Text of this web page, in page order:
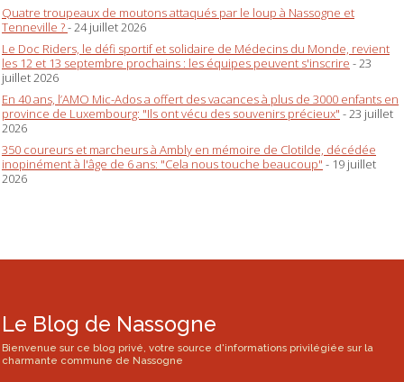
Quatre troupeaux de moutons attaqués par le loup à Nassogne et
Tenneville ?- 24 juillet 2026
Le Doc Riders, le défi sportif et solidaire de Médecins du Monde, revient
les 12 et 13 septembre prochains : les équipes peuvent s'inscrire - 23
juillet 2026
En 40 ans, l’AMO Mic-Ados a offert des vacances à plus de 3000 enfants en
province de Luxembourg: "Ils ont vécu des souvenirs précieux" - 23 juillet
2026
350 coureurs et marcheurs à Ambly en mémoire de Clotilde, décédée
inopinément à l'âge de 6 ans: "Cela nous touche beaucoup" - 19 juillet
2026
Le Blog de Nassogne
Bienvenue sur ce blog privé, votre source d'informations privilégiée sur la
charmante commune de Nassogne